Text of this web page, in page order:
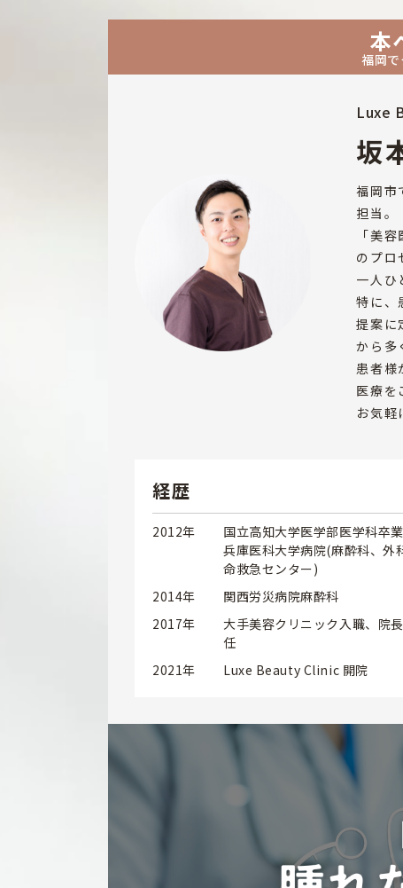
本
福岡
Luxe
坂
福岡市
担当。
「美
のプロ
一人ひ
特に、
提案に
から多
患者様
医療を
お気軽
経歴
2012年
国立高知大学医学部医学科卒業
兵庫医科大学病院(麻酔科、外
命救急センター)
2014年
関西労災病院麻酔科
2017年
大手美容クリニック入職、院
任
2021年
Luxe Beauty Clinic 開院